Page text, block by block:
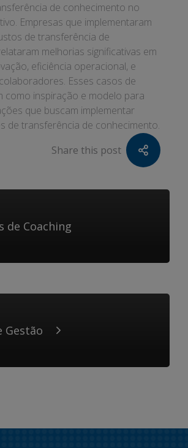
de conhecimento no
Empresas que implementaram
de transferência de
melhorias significativas em
eficiência operacional, e
Esses casos de
como inspiração e modelo para
que buscam implementar
de transferência de conhecimento.
Share this post
de Coaching
Gestão